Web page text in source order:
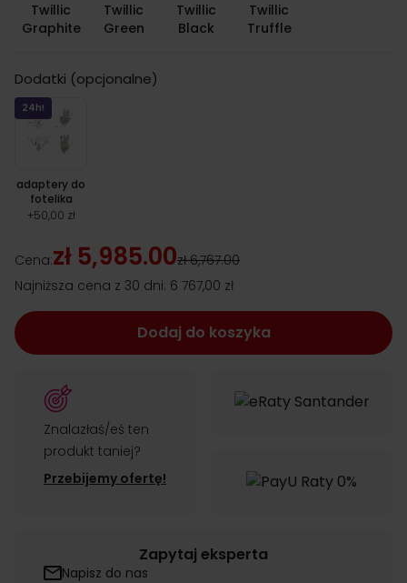
Twillic
Graphite
Twillic
Green
Twillic
Black
Twillic
Truffle
Dodatki (opcjonalne)
24h!
adaptery do
fotelika
+50,00 zł
Cena:zł 5,985.00zł 6,767.00
Najniższa cena z 30 dni: 6 767,00 zł
Dodaj do koszyka
Znalazłaś/eś ten
produkt taniej?
Przebijemy ofertę!
Zapytaj eksperta
Napisz do nas